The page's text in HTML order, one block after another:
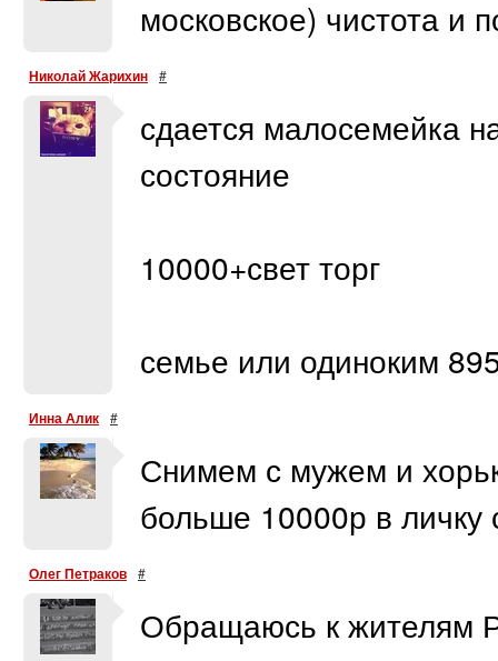
московское) чистота и
Николай Жарихин #
сдается малосемейка
состояние
10000+свет торг
семье или одиноким
Инна Алик #
Снимем с мужем и
больше 10000р в личку
Олег Петраков #
Обращаюсь к жителям